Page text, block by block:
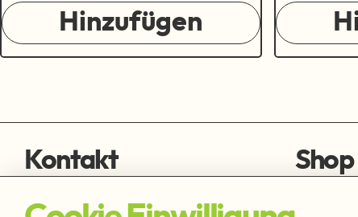
Hinzufügen
Kontakt
fischen@ffmh.at
Shop